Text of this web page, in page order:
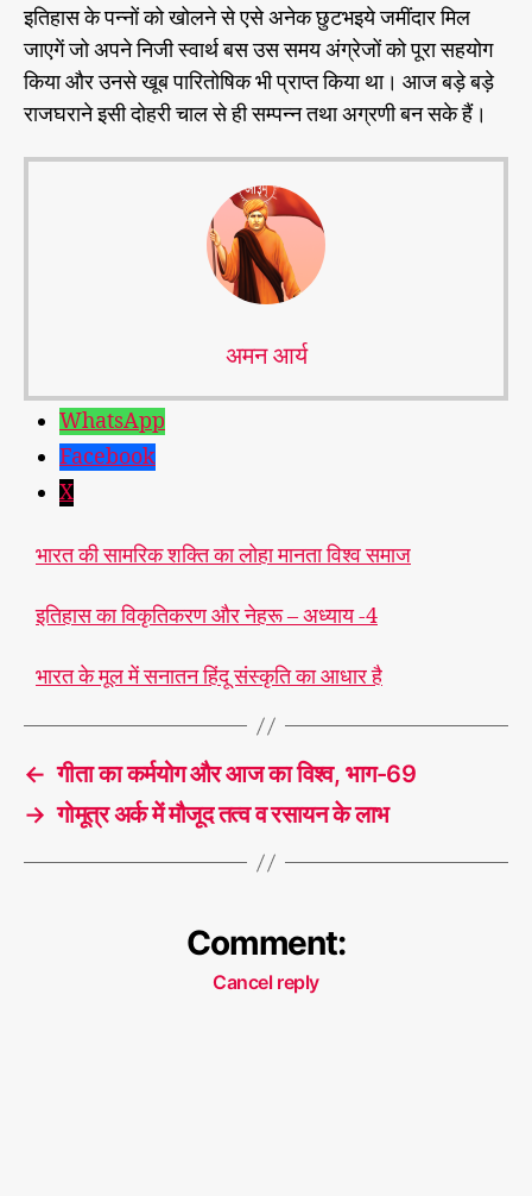
इतिहास के पन्नों को खोलने से एसे अनेक छुटभइये जमींदार मिल
जाएगें जो अपने निजी स्वार्थ बस उस समय अंग्रेजों को पूरा सहयोग
किया और उनसे खूब पारितोषिक भी प्राप्त किया था। आज बड़े बड़े
राजघराने इसी दोहरी चाल से ही सम्पन्न तथा अग्रणी बन सके हैं।
अमन आर्य
WhatsApp
Facebook
X
भारत की सामरिक शक्ति का लोहा मानता विश्व समाज
इतिहास का विकृतिकरण और नेहरू – अध्याय -4
भारत के मूल में सनातन हिंदू संस्कृति का आधार है
← गीता का कर्मयोग और आज का विश्व, भाग-69
→ गोमूत्र अर्क में मौजूद तत्व व रसायन के लाभ
Comment:
Cancel reply